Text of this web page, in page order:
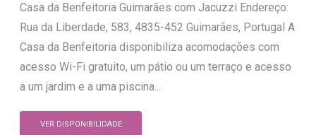
Casa da Benfeitoria Guimarães com Jacuzzi Endereço:
Rua da Liberdade, 583, 4835-452 Guimarães, Portugal A
Casa da Benfeitoria disponibiliza acomodações com
acesso Wi-Fi gratuito, um pátio ou um terraço e acesso
a um jardim e a uma piscina...
VER DISPONIBILIDADE